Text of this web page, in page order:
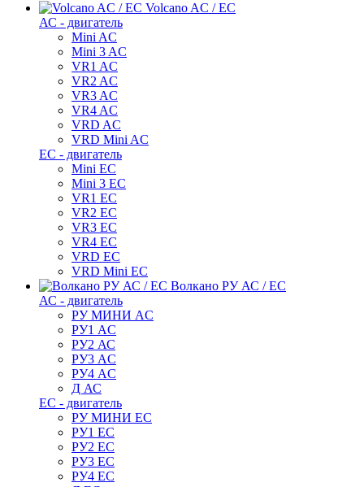
Volcano AC / EC
АС - двигатель
Mini AC
Mini 3 AC
VR1 AC
VR2 AC
VR3 AC
VR4 AC
VRD AC
VRD Mini AC
ЕС - двигатель
Mini EC
Mini 3 EC
VR1 EC
VR2 EC
VR3 EC
VR4 EC
VRD EC
VRD Mini EC
Волкано РУ АС / ЕС
АС - двигатель
РУ МИНИ AC
РУ1 AC
РУ2 АС
РУ3 AC
РУ4 AC
Д АС
ЕС - двигатель
РУ МИНИ EC
РУ1 EC
РУ2 EC
РУ3 EC
РУ4 EC